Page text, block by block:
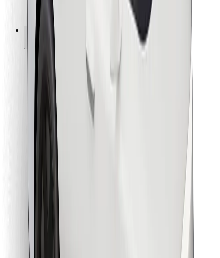
Bolt para empresas
Otros
Proveedores
Términos y Condiciones
Cookies
Seguridad
¡Conseguí un viaje en minutos!
Descargar la app de Bolt
Encontrá tu comida favorita
Descargar la app de Bolt Food